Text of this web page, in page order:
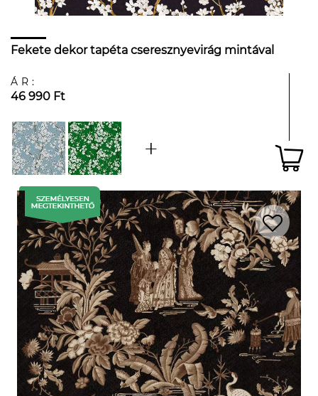
Fekete dekor tapéta cseresznyevirág mintával
ÁR:
46 990 Ft